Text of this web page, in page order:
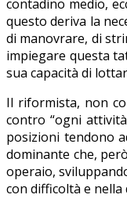
contadino medio,
questo deriva la
di manovrare, di
impiegare questa
sua capacità di
Il riformista, non
contro “ogni
posizioni tendono
dominante che,
operaio,
con difficoltà e nella